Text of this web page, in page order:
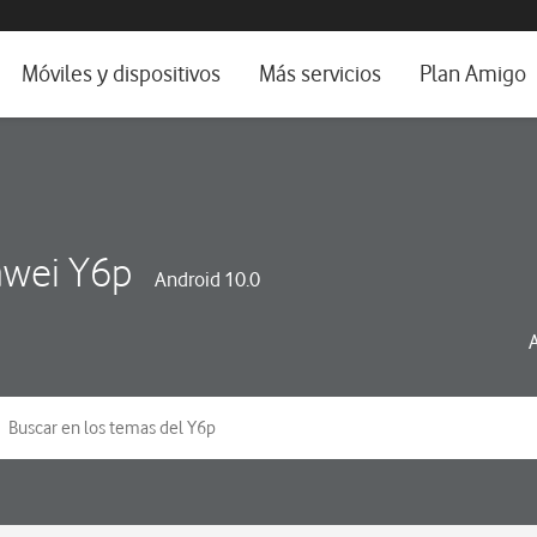
e idioma
Móviles y dispositivos Más servicios Plan Amigo
Y6p Android 10.0